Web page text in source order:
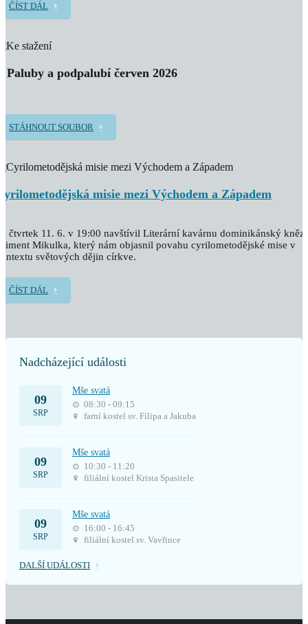
ČÍST DÁL
Paluby a podpalubí červen 2026
STÁHNOUT SOUBOR
misie mezi Východem a Západem
čtvrtek 11. 6. v 19:00 navštívil Literární kavárnu dominikánský kněz
Mikulka, který nám objasnil povahu cyrilometodějské mise v
světových dějin církve.
ČÍST DÁL
Nadcházející události
09
SRP
Mše svatá
08:30 - 09:15
farní kostel sv. Filipa a Jakuba
09
SRP
Mše svatá
10:30 - 11:20
filiální kostel Krista Spasitele
09
SRP
Mše svatá
16:00 - 16:45
filiální kostel sv. Vavřince
DALŠÍ UDÁLOSTI